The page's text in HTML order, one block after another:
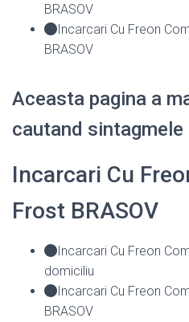
BRASOV
Incarcari Cu Freon
BRASOV
Aceasta pagina a
cautand sintagmele
Incarcari Cu
Frost BRASOV
Incarcari Cu Freon
domiciliu
Incarcari Cu Freon
BRASOV